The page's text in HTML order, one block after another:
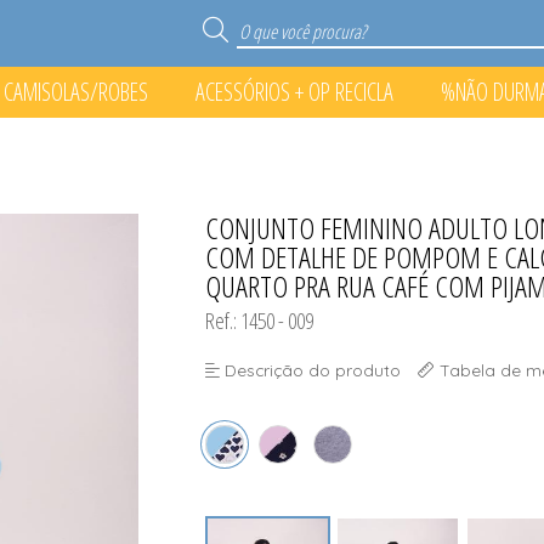
TODOS DE
CAMISOLAS/ROBES
TODOS DE CAMISOLAS/
ACESSÓRIOS + OP RECICLA
TODOS DE ACESSÓRIOS +
%NÃO
TODOS DE %NÃO DURMA
CONJUNTO FEMININO ADULTO
COM DETALHE DE POMPOM E
QUARTO PRA RUA CAFÉ COM
Ref.: 1450 - 009
Descrição do produto Tabela de